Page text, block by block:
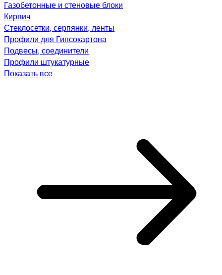
Газобетонные и стеновые блоки
Кирпич
Стеклосетки, серпянки, ленты
Профили для Гипсокартона
Подвесы, соединители
Профили штукатурные
Показать все